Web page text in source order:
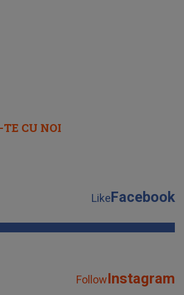
CU NOI
LikeFacebook
FollowInstagram